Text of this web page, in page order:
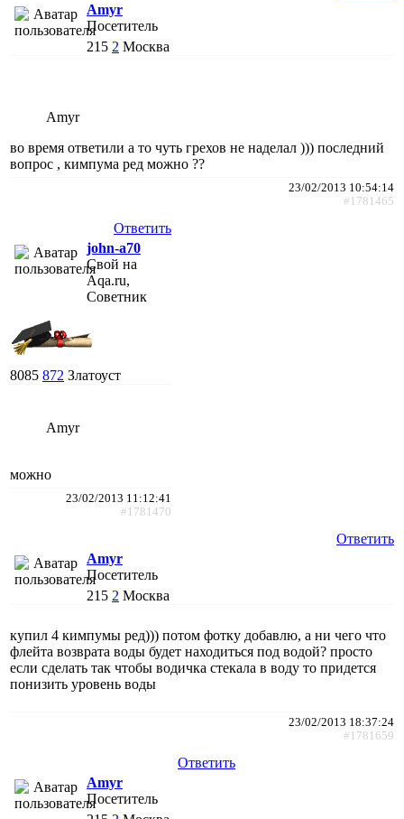
Amyr
Посетитель
215 2 Москва
Amyr
во время ответили а то чуть грехов не наделал ))) последний
вопрос , кимпума ред можно ??
23/02/2013 10:54:14
#1781465
Ответить
john-a70
Свой на
Aqa.ru,
Советник
8085 872 Златоуст
Amyr
можно
23/02/2013 11:12:41
#1781470
Ответить
Amyr
Посетитель
215 2 Москва
купил 4 кимпумы ред))) потом фотку добавлю, а ни чего что
флейта возврата воды будет находиться под водой? просто
если сделать так чтобы водичка стекала в воду то придется
понизить уровень воды
23/02/2013 18:37:24
#1781659
Ответить
Amyr
Посетитель